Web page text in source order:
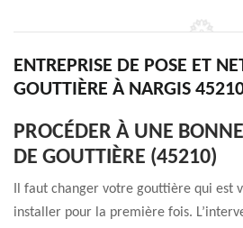
ENTREPRISE DE POSE ET
GOUTTIÈRE À NARGIS
PROCÉDER À UNE
DE GOUTTIÈRE (45210)
Il faut changer votre gouttière qui est
installer pour la première fois.